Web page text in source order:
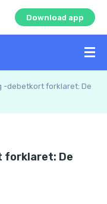
Download app
-debetkort forklaret: De
forklaret: De